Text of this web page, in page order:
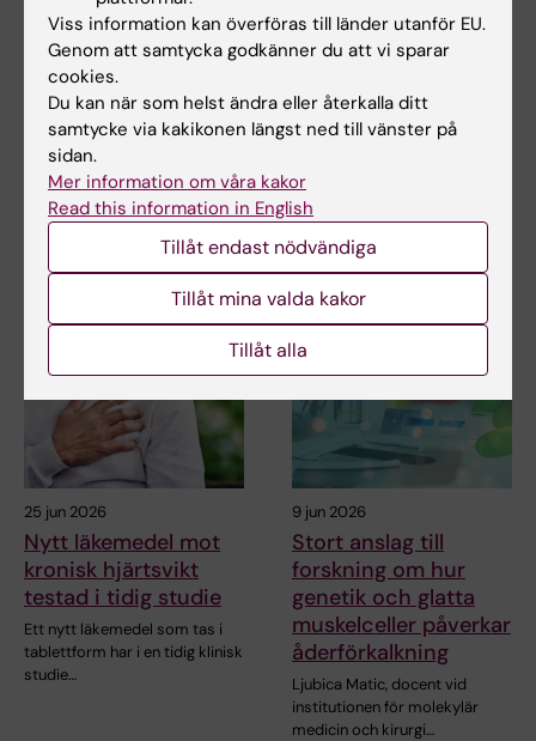
6 aug 2026
Ny metod skiljer
mellan friska och
sjuka immunceller i
blodprov
Forskare vid Karolinska
Institutet och SciLifeLab har
Somatiska
mutationer kopplas
progeria
Vid den sällsynta sjukdomen
progeria bryts blodkärlen ner i
förtid. En…
25 jun 2026
Nytt läkemedel mot
kronisk hjärtsvikt
testad i tidig studie
Ett nytt läkemedel som tas i
tablettform har i en tidig klinisk
studie…
9 jun 2026
Stort anslag till
forskning om hur
genetik och glatta
muskelceller påverkar
åderförkalkning
Ljubica Matic, docent vid
institutionen för molekylär
medicin och kirurgi…
Viss information kan överföras till länder utanför EU.
Genom att samtycka godkänner du att vi sparar
cookies.
Du kan när som helst ändra eller återkalla ditt
samtycke via kakikonen längst ned till vänster på
sidan.
Mer information om våra kakor
Read this information in English
Tillåt endast nödvändiga
Tillåt mina valda kakor
Tillåt alla